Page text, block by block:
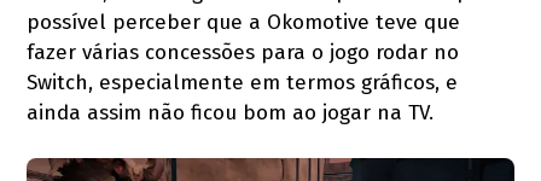
possível perceber que a Okomotive teve que
fazer várias concessões para o jogo rodar no
Switch, especialmente em termos gráficos, e
ainda assim não ficou bom ao jogar na TV.